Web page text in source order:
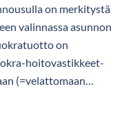
on merkitystä
valinnassa asunnon
on
hoitovastikkeet-
(=velattomaan…